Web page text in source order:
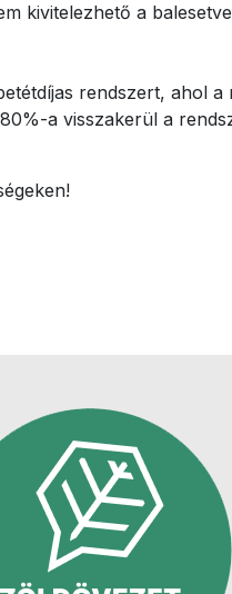
kivitelezhető a
rendszert, ahol
a visszakerül a